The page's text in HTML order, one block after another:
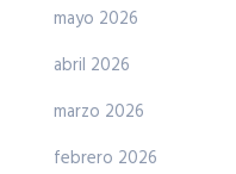
mayo 2026
abril 2026
marzo 2026
febrero 2026